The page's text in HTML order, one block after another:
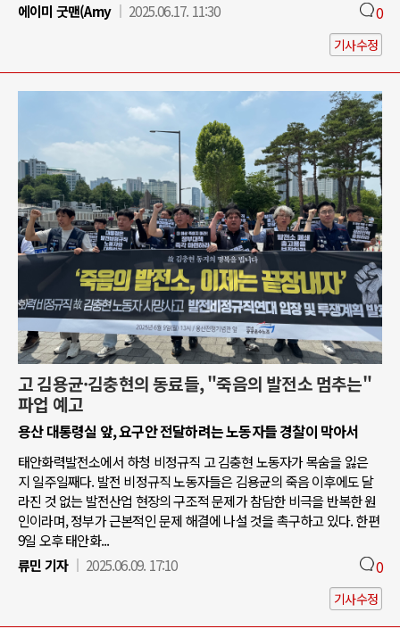
에이미 굿맨(Amy
2025.06.17. 11:30 0
기사수정
고 김용균·김충현의 동료들, "죽음의 발전소 멈추는"
파업 예고
용산 대통령실 앞, 요구안 전달하려는 노동자들 경찰이 막아서
태안화력발전소에서 하청 비정규직 고 김충현 노동자가 목숨을 잃은
지 일주일째다. 발전 비정규직 노동자들은 김용균의 죽음 이후에도 달
라진 것 없는 발전산업 현장의 구조적 문제가 참담한 비극을 반복한 원
인이라며, 정부가 근본적인 문제 해결에 나설 것을 촉구하고 있다. 한편
9일 오후 태안화...
류민 기자
2025.06.09. 17:10 0
기사수정